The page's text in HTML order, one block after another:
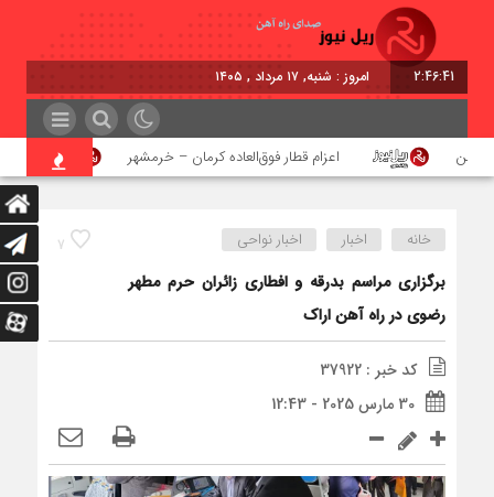
2:46:42 امروز : شنبه, ۱۷ مرداد , ۱۴۰۵
اعزام قطار فوق‌العاده کرمان – خرمشهر
7 خانه اخبار اخبار نواحی
برگزاری مراسم بدرقه و افطاری زائران حرم مطهر
رضوی در راه آهن اراک
کد خبر : 37922
30 مارس 2025 - 12:43